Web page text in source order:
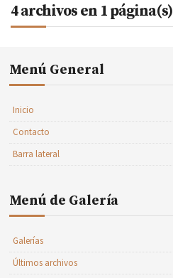
4 archivos en 1 página(s)
Menú General
Inicio
Contacto
Barra lateral
Menú de Galería
Galerías
Últimos archivos